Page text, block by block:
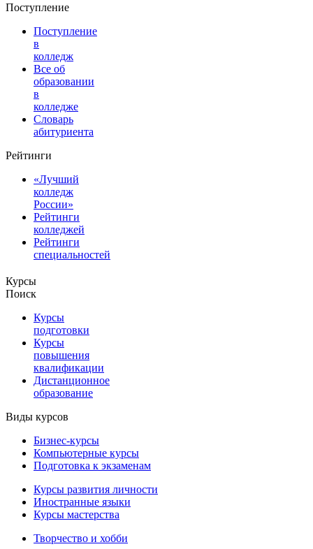
Поступление
Поступление
в
колледж
Все об
образовании
в
колледже
Словарь
абитуриента
Рейтинги
«Лучший
колледж
России»
Рейтинги
колледжей
Рейтинги
специальностей
Курсы
Поиск
Курсы
подготовки
Курсы
повышения
квалификации
Дистанционное
образование
Виды курсов
Бизнес-курсы
Компьютерные курсы
Подготовка к экзаменам
Курсы развития личности
Иностранные языки
Курсы мастерства
Творчество и хобби